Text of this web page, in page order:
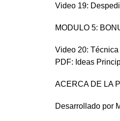
Video 19:
MODULO 5:
Video 20: Técnica
PDF: Ideas
ACERCA DE LA
Desarrollado por